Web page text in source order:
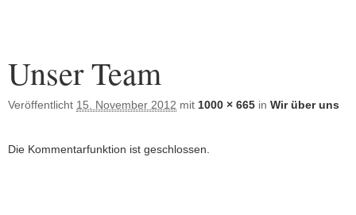
Unser Team
Veröffentlicht 15. November 2012 mit 1000 × 665 in Wir über uns
Die Kommentarfunktion ist geschlossen.